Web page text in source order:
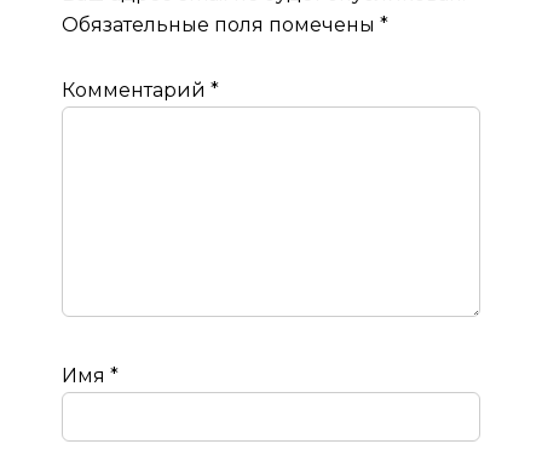
Обязательные поля помечены *
Комментарий *
Имя *